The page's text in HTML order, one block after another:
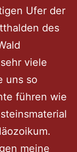
Ufer der
des
viele
uns so
führen wie
meine